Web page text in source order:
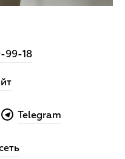
99-18
Telegram